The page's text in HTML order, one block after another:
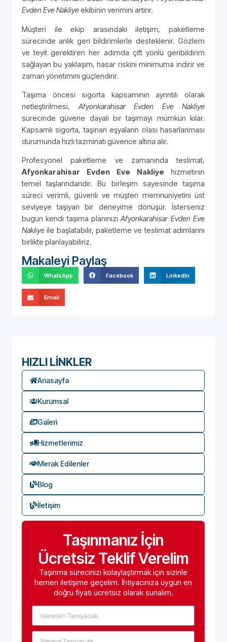
Evden Eve Nakliyeekibinin verimini artırır.
Müşteri ile ekip arasındaki iletişim, paketleme
sürecinde anlık geri bildirimlerle desteklenir. Gözlem
ve teyit gerektiren her adımda çift yönlü geribildirim
sağlayan bu yaklaşım, hasar riskini minimuma indirir ve
zaman yönetimini güçlendirir.
Taşıma öncesi sigorta kapsamının ayrıntılı olarak
netleştirilmesi, Afyonkarahisar Evden Eve Nakliye
sürecinde güvene dayalı bir taşımayı mümkün kılar.
Kapsamlı sigorta, taşınan eşyaların olası hasarlanması
durumunda hızlı tazminatı güvence altına alır.
Profesyonel paketleme ve zamanında teslimat,
Afyonkarahisar Evden Eve Nakliye hizmetinin
temel taşlarındandır. Bu birleşim sayesinde taşıma
süreci verimli, güvenli ve müşteri memnuniyetini üst
seviyeye taşıyan bir deneyime dönüşür. İsterseniz
bugün kendi taşıma planınızıAfyonkarahisar Evden Eve
Nakliye ile başlatabilir, paketleme ve teslimat adımlarını
birlikte planlayabiliriz.
Makaleyi Paylaş
WhatsApp Facebook LinkedIn
Email
HIZLI LİNKLER
Anasayfa
Kurumsal
Galeri
Hizmetlerimiz
Merak Edilenler
Blog
İletişim
Taşınmanız İçin
Ücretsiz Teklif Verelim
Taşınma sürecinizi kolaylaştırmak için sizinle
hemen iletişime geçelim. İhtiyacınıza uygun en
doğru fiyatı ücretsiz olarak sunalım.